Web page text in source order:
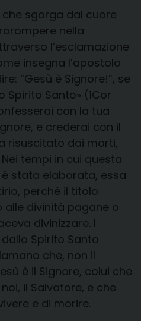
sgorga dal cuore
nella
l’esclamazione
insegna l’apostolo
“Gesù è Signore!”, se
Spirito Santo» (1Cor
con la tua
e crederai con il
risuscitato dai morti,
tempi in cui questa
stata elaborata, essa
perché il titolo
alle divinità pagane o
divinizzare. I
Spirito Santo
che, non il
è il Signore, colui che
il Salvatore, e che
e di morire.